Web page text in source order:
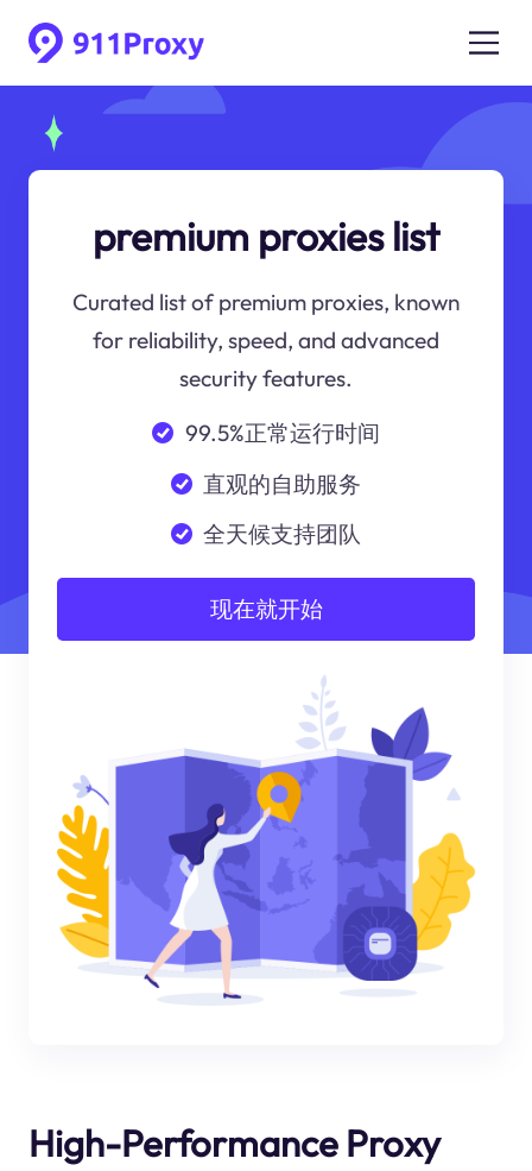
premium proxies list
Curated list of premium proxies, known
for reliability, speed, and advanced
security features.
99.5%正常运行时间
直观的自助服务
全天候支持团队
现在就开始
High-Performance Proxy